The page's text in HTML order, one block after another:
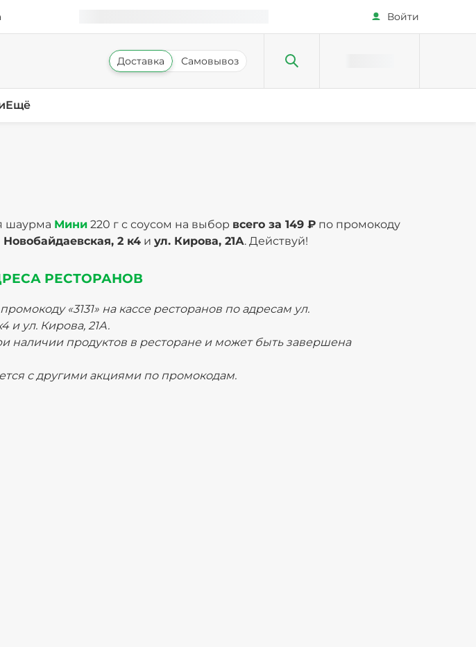
Войти
Доставка Самовывоз
Ещё
шаурма Мини 220 г с соусом на выбор всего за 149 ₽ по промокоду
Новобайдаевская, 2 к4 и ул. Кирова, 21А. Действуй!
РЕСТОРАНОВ
«3131» на кассе ресторанов по адресам ул.
и ул. Кирова, 21А.
наличии продуктов в ресторане и может быть завершена
с другими акциями по промокодам.